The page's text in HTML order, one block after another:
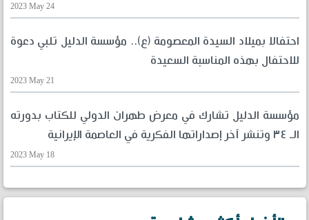
2023 May 24
احتفالا بميلاد السيدة المعصومة (ع).. مؤسسة الدليل تلبي دعوة
للاحتفال بهذه المناسبة السعيدة
2023 May 21
مؤسسة الدليل تشارك في معرض طهران الدولي للكتاب بدورته
الـ ٣٤ وتنشر آخر إصداراتها الفكرية في العاصمة الإيرانية
2023 May 18